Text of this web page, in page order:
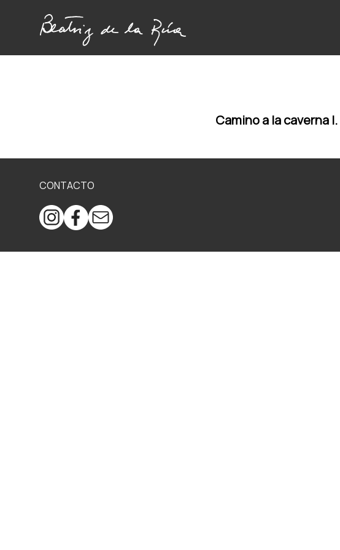
Camino a la caverna l.
CONTACTO